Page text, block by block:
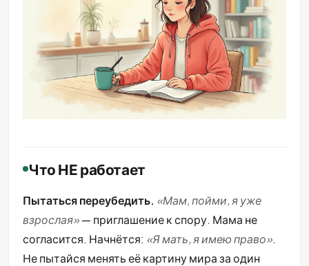
Что НЕ работает
Пытаться переубедить. «Мам, пойми, я уже
взрослая»— приглашение к спору. Мама не
согласится. Начнётся: «Я мать, я имею право».
Не пытайся менять её картину мира за один